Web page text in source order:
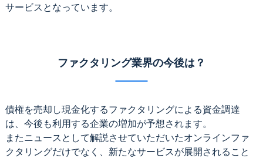
サービスとなっています。
ファクタリング業界の今後は？
債権を売却し現金化するファクタリングによる資金調達
は、今後も利用する企業の増加が予想されます。
またニュースとして解説させていただいたオンラインファ
クタリングだけでなく、新たなサービスが展開されること